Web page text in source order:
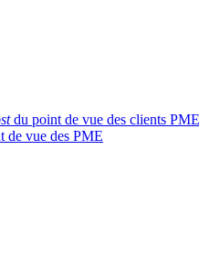
du point de vue des clients PME
de vue des PME